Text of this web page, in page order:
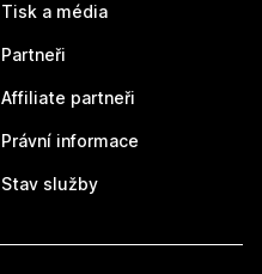
Tisk a média
Partneři
Affiliate partneři
Právní informace
Stav služby